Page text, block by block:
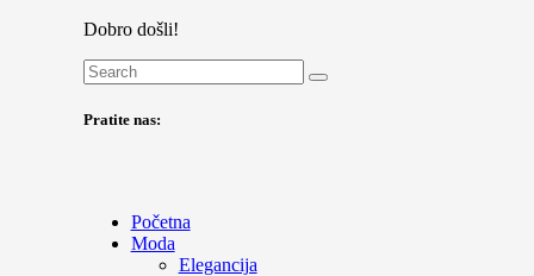
Dobro došli!
Pratite nas:
Početna
Moda
Elegancija